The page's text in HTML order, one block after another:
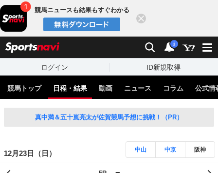
競馬ニュースも結果もすぐわかる
検索 通知
i
ログイン ID新規取得
競馬トップ 日程・結果 動画 ニュース コラム 公式情
真中満＆五十嵐亮太が佐賀競馬予想に挑戦！（PR）
12月23日（日） 中山 中京 阪神